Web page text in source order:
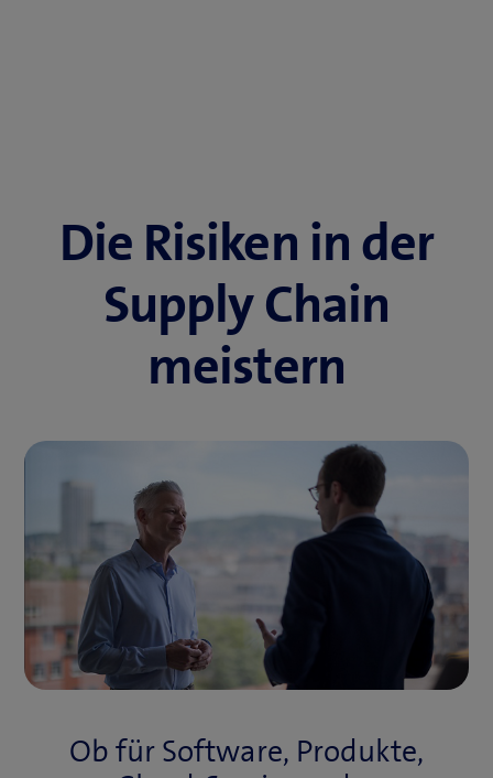
Die Risiken in der
Supply Chain
meistern
Ob für Software, Produkte,